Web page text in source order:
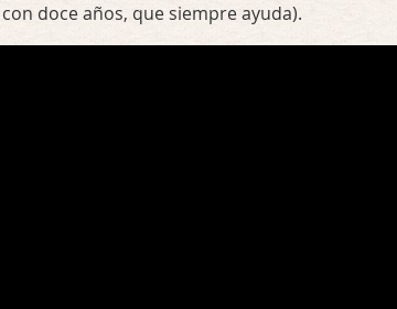
doce años, que siempre ayuda).